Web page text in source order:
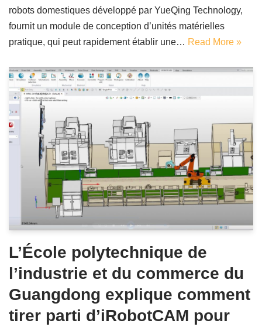
robots domestiques développé par YueQing Technology,
fournit un module de conception d’unités matérielles
pratique, qui peut rapidement établir une… Read More »
L’École polytechnique de
l’industrie et du commerce du
Guangdong explique comment
tirer parti d’iRobotCAM pour